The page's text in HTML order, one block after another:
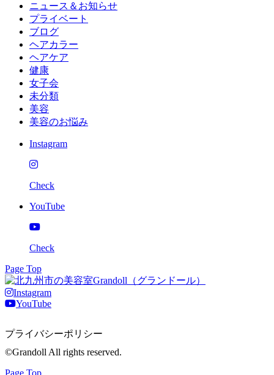
ニュース＆お知らせ
プライベート
ブログ
ヘアカラー
ヘアケア
健康
女子会
未分類
美容
美容のお悩み
Instagram
Check
YouTube
Check
Page Top
Instagram
YouTube
プライバシーポリシー
©Grandoll All rights reserved.